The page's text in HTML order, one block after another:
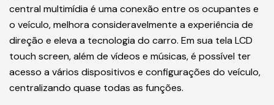
A central multimídia deixou de ser um luxo e, atualmente,
é um item essencial para facilitar a nossa vida ao dirigir,
trazendo praticidade, segurança e lazer.
Mais do que um sistema de som e vídeo completo a
central multimídia é uma conexão entre os ocupantes e